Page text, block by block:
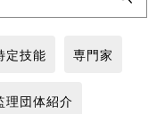
定技能 専門家
理団体紹介